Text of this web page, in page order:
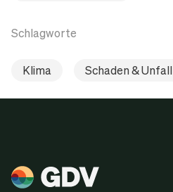
Schlagworte
Klima Schaden & Unfall